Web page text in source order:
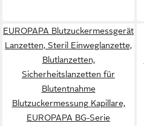
EUROPAPA Blutzuckermessgerät
Lanzetten, Steril Einweglanzette,
Blutlanzetten,
Sicherheitslanzetten für
Blutentnahme
Blutzuckermessung Kapillare,
EUROPAPA BG-Serie